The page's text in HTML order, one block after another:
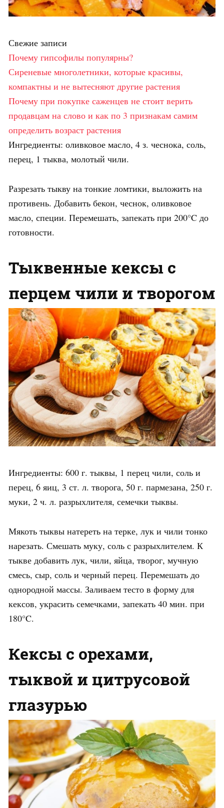
Свежие записи
Почему гипсофилы популярны?
Сиреневые многолетники, которые красивы,
компактны и не вытесняют другие растения
Почему при покупке саженцев не стоит верить
продавцам на слово и как по 3 признакам самим
определить возраст растения
Ингредиенты: оливковое масло, 4 з. чеснока, соль,
перец, 1 тыква, молотый чили.
Разрезать тыкву на тонкие ломтики, выложить на
противень. Добавить бекон, чеснок, оливковое
масло, специи. Перемешать, запекать при 200°C до
готовности.
Тыквенные кексы с
перцем чили и творогом
Ингредиенты: 600 г. тыквы, 1 перец чили, соль и
перец, 6 яиц, 3 ст. л. творога, 50 г. пармезана, 250 г.
муки, 2 ч. л. разрыхлителя, семечки тыквы.
Мякоть тыквы натереть на терке, лук и чили тонко
нарезать. Смешать муку, соль с разрыхлителем. К
тыкве добавить лук, чили, яйца, творог, мучную
смесь, сыр, соль и черный перец. Перемешать до
однородной массы. Заливаем тесто в форму для
кексов, украсить семечками, запекать 40 мин. при
180°C.
Кексы с орехами,
тыквой и цитрусовой
глазурью